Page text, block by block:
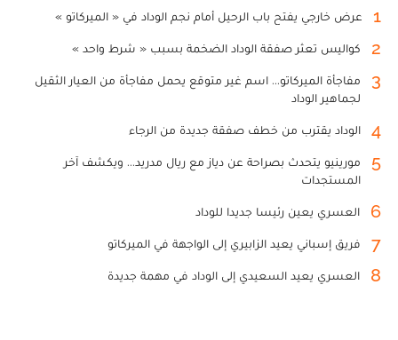
1 عرض خارجي يفتح باب الرحيل أمام نجم الوداد في « الميركاتو »
2 كواليس تعثر صفقة الوداد الضخمة بسبب « شرط واحد »
3
مفاجأة الميركاتو... اسم غير متوقع يحمل مفاجأة من العيار الثقيل
لجماهير الوداد
4 الوداد يقترب من خطف صفقة جديدة من الرجاء
5
مورينيو يتحدث بصراحة عن دياز مع ريال مدريد... ويكشف آخر
المستجدات
6 العسري يعين رئيسا جديدا للوداد
7 فريق إسباني يعيد الزابيري إلى الواجهة في الميركاتو
8 العسري يعيد السعيدي إلى الوداد في مهمة جديدة